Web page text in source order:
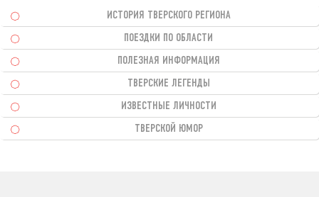
ИСТОРИЯ ТВЕРСКОГО РЕГИОНА
ПОЕЗДКИ ПО ОБЛАСТИ
ПОЛЕЗНАЯ ИНФОРМАЦИЯ
ТВЕРСКИЕ ЛЕГЕНДЫ
ИЗВЕСТНЫЕ ЛИЧНОСТИ
ТВЕРСКОЙ ЮМОР